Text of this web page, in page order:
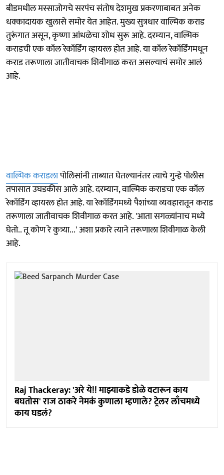
बीडमधील मस्साजोगचे सरपंच संतोष देशमुख प्रकरणाबाबत अनेक
धक्कादायक खुलासे समोर येत आहेत. मुख्य सुत्रधार वाल्मिक कराड
तुरूंगात असून, कृष्णा आंधळेचा शोध सुरू आहे. दरम्यान, वाल्मिक
कराडची एक कॉल रेकॉर्डिंग व्हायरल होत आहे. या कॉल रेकॉर्डिंगमधून
कराड तरूणाला जातीवाचक शिवीगाळ करत असल्याचं समोर आलं
आहे.
वाल्मिक कराडलापोलिसांनी ताब्यात घेतल्यानंतर त्याचे गुन्हे पोलीस
तपासात उघडकीस आले आहे. दरम्यान, वाल्मिक कराडचा एक कॉल
रेकॉर्डिंग व्हायरल होत आहे. या रेकॉर्डिंगमध्ये पैशांच्या व्यवहारातून कराड
तरूणाला जातीवाचक शिवीगाळ करत आहे. 'आता सगळ्यांनाच मध्ये
घेतो.. तू कोण रे कुत्र्या...' अशा प्रकारे त्याने तरूणाला शिवीगाळ केली
आहे.
Raj Thackeray: 'अरे ये!! माझ्याकडे डोळे वटारून काय
बघतोस' राज ठाकरे नेमकं कुणाला म्हणाले? ट्रेलर लाँचमध्ये
काय घडलं?